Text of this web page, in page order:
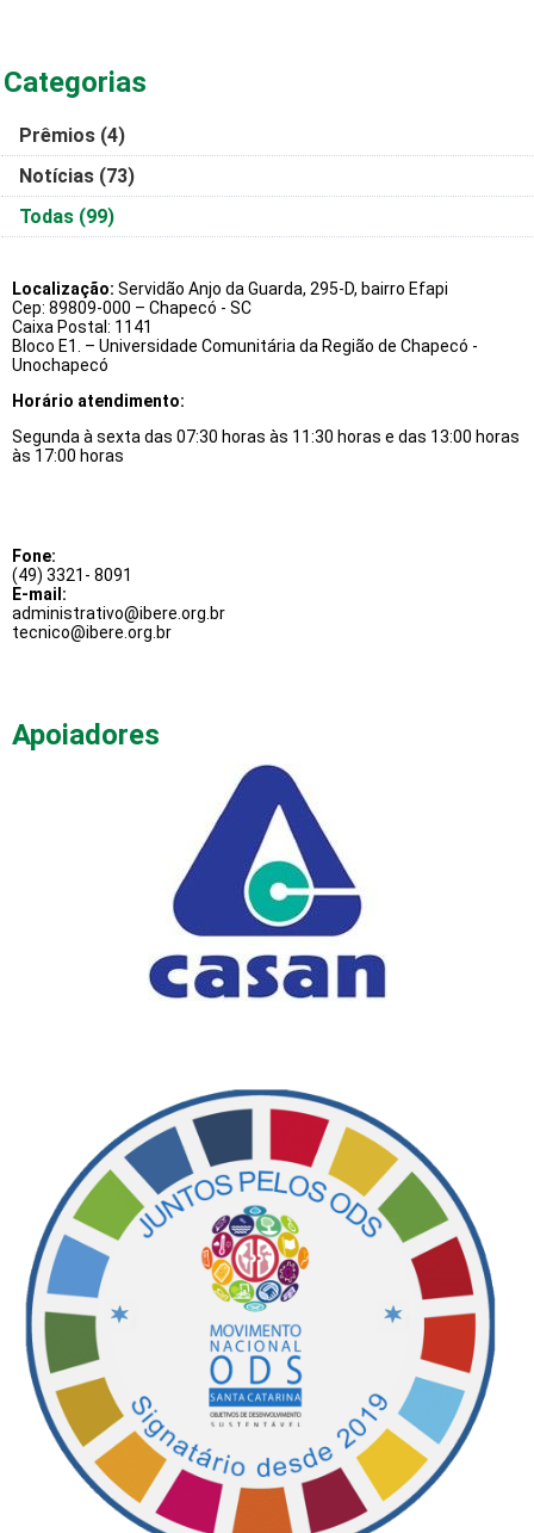
Categorias
Prêmios (4)
Notícias (73)
Todas (99)
Localização: Servidão Anjo da Guarda, 295-D, bairro Efapi
Cep: 89809-000 – Chapecó - SC
Caixa Postal: 1141
Bloco E1. – Universidade Comunitária da Região de Chapecó -
Unochapecó
Horário atendimento:
Segunda à sexta das 07:30 horas às 11:30 horas e das 13:00 horas
às 17:00 horas
Fone:
(49) 3321- 8091
E-mail:
administrativo@ibere.org.br
tecnico@ibere.org.br
Apoiadores